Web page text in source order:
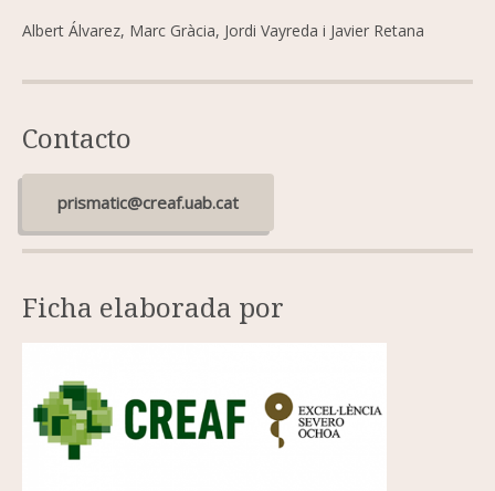
Albert Álvarez, Marc Gràcia, Jordi Vayreda i Javier Retana
Contacto
prismatic@creaf.uab.cat
Ficha elaborada por